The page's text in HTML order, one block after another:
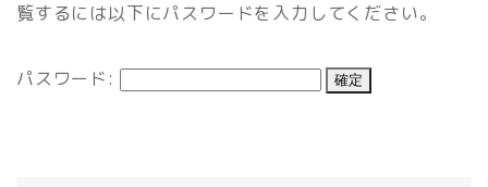
覧するには以下にパスワードを入力してください。
パスワード: